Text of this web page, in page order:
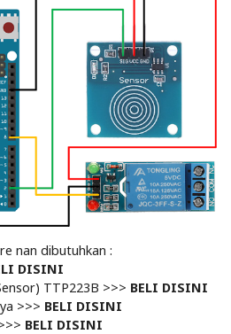
nan dibutuhkan :
DISINI
TTP223B >>> BELI DISINI
>>> BELI DISINI
BELI DISINI